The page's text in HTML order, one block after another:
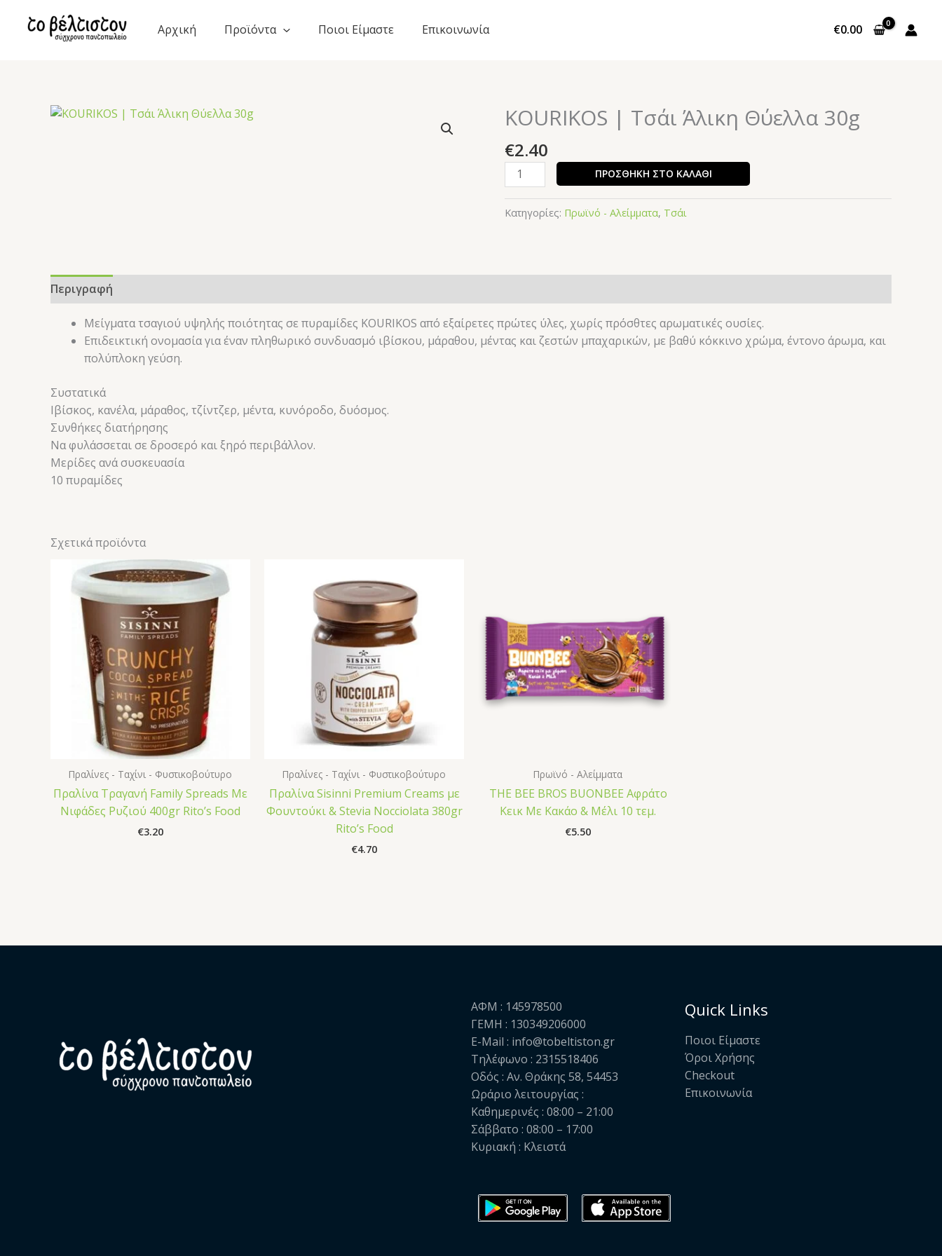
περιεχόμενο
Αρχική Προϊόντα Ποιοι Είμαστε Επικοινωνία €0.00
KOURIKOS | Τσάι Άλικη Θύελλα 30g
€2.40
KOURIKOS
|
Τσάι
Άλικη
Θύελλα
30g
ποσότητα
ΠΡΟΣΘΉΚΗ ΣΤΟ ΚΑΛΆΘΙ
Κατηγορίες: Πρωϊνό - Αλείμματα, Τσάι
Περιγραφή
Μείγματα τσαγιού υψηλής ποιότητας σε πυραμίδες KOURIKOS από εξαίρετες πρώτες ύλες, χωρίς πρόσθτες αρωματικές ουσίες.
Επιδεικτική ονομασία για έναν πληθωρικό συνδυασμό ιβίσκου, μάραθου, μέντας και ζεστών μπαχαρικών, με βαθύ κόκκινο χρώμα, έντονο άρωμα, και
πολύπλοκη γεύση.
Συστατικά
Ιβίσκος, κανέλα, μάραθος, τζίντζερ, μέντα, κυνόροδο, δυόσμος.
Συνθήκες διατήρησης
Να φυλάσσεται σε δροσερό και ξηρό περιβάλλον.
Μερίδες ανά συσκευασία
10 πυραμίδες
Σχετικά προϊόντα
Πραλίνες - Ταχίνι - Φυστικοβούτυρο
Πραλίνα Τραγανή Family Spreads Με
Νιφάδες Ρυζιού 400gr Rito’s Food
€3.20
Πραλίνες - Ταχίνι - Φυστικοβούτυρο
Πραλίνα Sisinni Premium Creams με
Φουντούκι & Stevia Nocciolata 380gr
Rito’s Food
€4.70
Πρωϊνό - Αλείμματα
THE BEE BROS BUONBEE Αφράτο
Κεικ Με Κακάο & Μέλι 10 τεμ.
€5.50
ΑΦΜ : 145978500
ΓΕΜΗ : 130349206000
E-Mail : info@tobeltiston.gr
Τηλέφωνο : 2315518406
Οδός : Αν. Θράκης 58, 54453
Ωράριο λειτουργίας :
Καθημερινές : 08:00 – 21:00
Σάββατο : 08:00 – 17:00
Κυριακή : Κλειστά
Quick Links
Ποιοι Είμαστε
Όροι Χρήσης
Checkout
Επικοινωνία